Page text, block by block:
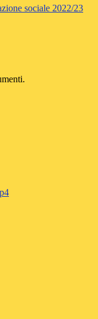
sociale 2022/23